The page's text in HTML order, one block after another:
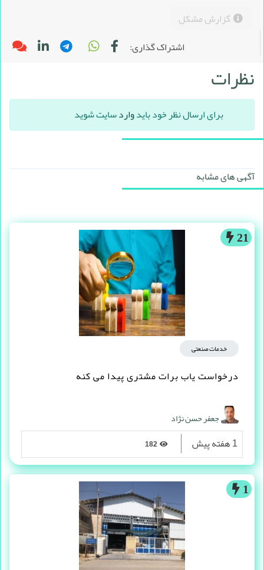
گزارش مشکل
اشتراک گذاری:
نظرات
برای ارسال نظر خود بایدواردسایت شوید
آگهی های مشابه
21
خدمات صنعتی
درخواست یاب برات مشتری پیدا می کنه
جعفر حسن نژاد
1 هفته پیش
1